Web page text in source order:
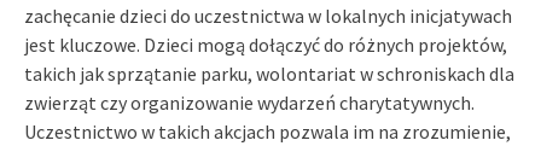
zachęcanie dzieci do uczestnictwa w lokalnych inicjatywach
jest kluczowe. Dzieci mogą dołączyć do różnych projektów,
takich jak sprzątanie parku, wolontariat w schroniskach dla
zwierząt czy organizowanie wydarzeń charytatywnych.
Uczestnictwo w takich akcjach pozwala im na zrozumienie,